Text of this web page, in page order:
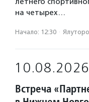
на четырех…
Начало: 12:30 ·
10.08.2026
Встреча